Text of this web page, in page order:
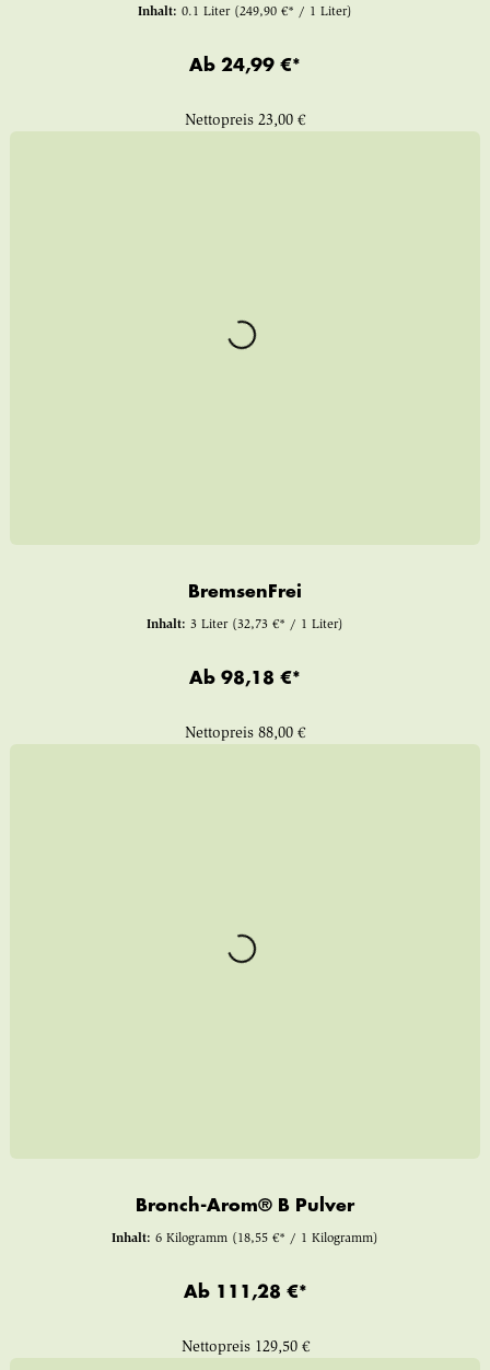
Inhalt: 0.1 Liter (249,90 €* / 1 Liter)
Ab 24,99 €*
Nettopreis 23,00 €
BremsenFrei
Inhalt: 3 Liter (32,73 €* / 1 Liter)
Ab 98,18 €*
Nettopreis 88,00 €
Bronch-Arom® B Pulver
Inhalt: 6 Kilogramm (18,55 €* / 1 Kilogramm)
Ab 111,28 €*
Nettopreis 129,50 €